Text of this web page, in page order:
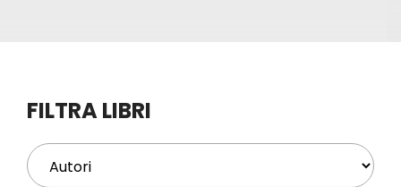
Profilo
FILTRA LIBRI